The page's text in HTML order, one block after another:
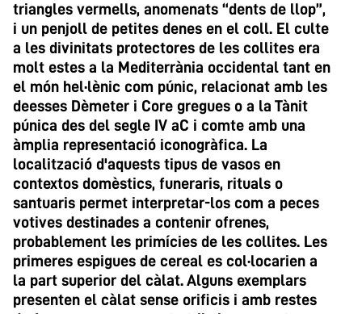
triangles vermells, anomenats “dents de llop”,
i un penjoll de petites denes en el coll. El culte
a les divinitats protectores de les collites era
molt estes a la Mediterrània occidental tant en
el món hel·lènic com púnic, relacionat amb les
deesses Dèmeter i Core gregues o a la Tànit
púnica des del segle IV aC i comte amb una
àmplia representació iconogràfica. La
localització d'aquests tipus de vasos en
contextos domèstics, funeraris, rituals o
santuaris permet interpretar-los com a peces
votives destinades a contenir ofrenes,
probablement les primícies de les collites. Les
primeres espigues de cereal es col·locarien a
la part superior del càlat. Alguns exemplars
presenten el càlat sense orificis i amb restes